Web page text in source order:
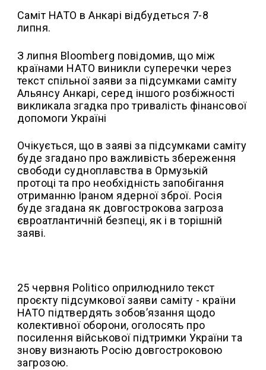
Саміт НАТО в Анкарі відбудеться 7-8
липня.
З липня Bloomberg повідомив, що між
країнами НАТО виникли суперечки через
текст спільної заяви за підсумками саміту
Альянсу Анкарі, серед іншого розбіжності
викликала згадка про тривалість фінансової
допомоги Україні
Очікується, що в заяві за підсумками саміту
буде згадано про важливість збереження
свободи судноплавства в Ормузькій
протоці та про необхідність запобігання
отриманню Іраном ядерної зброї. Росія
буде згадана як довгострокова загроза
євроатлантичній безпеці, як і в торішній
заяві.
25 червня Politico оприлюднило текст
проєкту підсумкової заяви саміту - країни
НАТО підтвердять зобов’язання щодо
колективної оборони, оголосять про
посилення військової підтримки України та
знову визнають Росію довгостроковою
загрозою.